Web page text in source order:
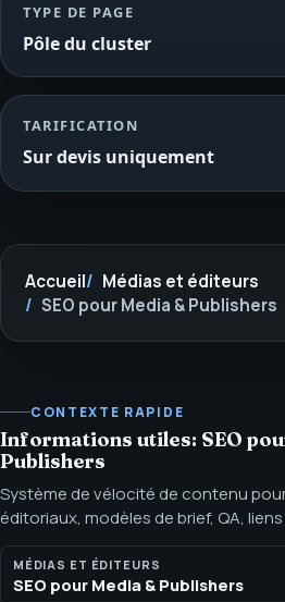
TYPE DE PAGE
Pôle du cluster
TARIFICATION
Sur devis uniquement
Accueil
Médias et éditeurs
SEO pour Media & Publishers
CONTEXTE RAPIDE
Informations utiles: SEO
Publishers
Système de vélocité de contenu
éditoriaux, modèles de brief, QA,
vélocité de contenu fonctionne
publication protège l'utilité : liens,
rafraîchissement.
MÉDIAS ET ÉDITEURS
SEO pour Media & Publishers